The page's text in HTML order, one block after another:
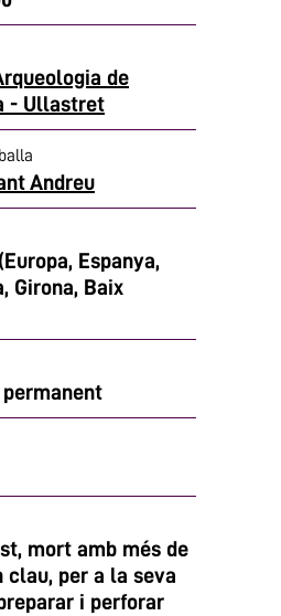
de
- Ullastret
Andreu
Espanya,
Girona, Baix
mort amb més de
clau, per a la seva
i perforar